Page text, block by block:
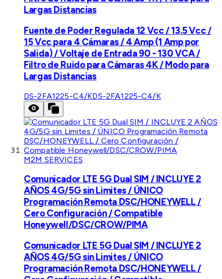
Largas Distancias
Fuente de Poder Regulada 12 Vcc / 13.5 Vcc /
15 Vcc para 4 Cámaras / 4 Amp (1 Amp por
Salida) / Voltaje de Entrada 90 - 130 VCA /
Filtro de Ruido para Cámaras 4K / Modo para
Largas Distancias
DS-2FA1225-C4/KDS-2FA1225-C4/K
M2M SERVICES
Comunicador LTE 5G Dual SIM / INCLUYE 2
AÑOS 4G/5G sin Limites / ÚNICO
Programación Remota DSC/HONEYWELL /
Cero Configuración / Compatible
Honeywell/DSC/CROW/PIMA
Comunicador LTE 5G Dual SIM / INCLUYE 2
AÑOS 4G/5G sin Limites / ÚNICO
Programación Remota DSC/HONEYWELL /